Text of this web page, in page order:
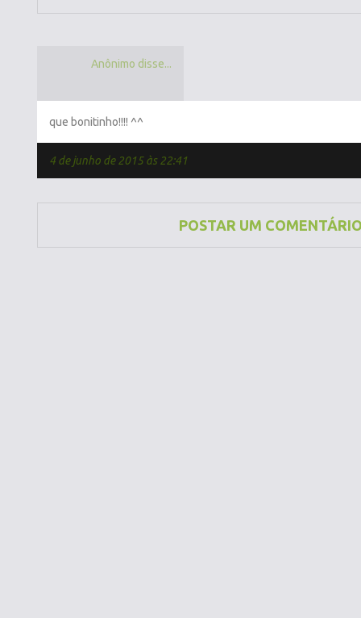
Anônimo disse...
que bonitinho!!!! ^^
4 de junho de 2015 às 22:41
POSTAR UM